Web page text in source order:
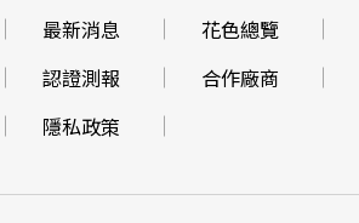
最新消息
花色總覽
認證測報
合作廠商
隱私政策